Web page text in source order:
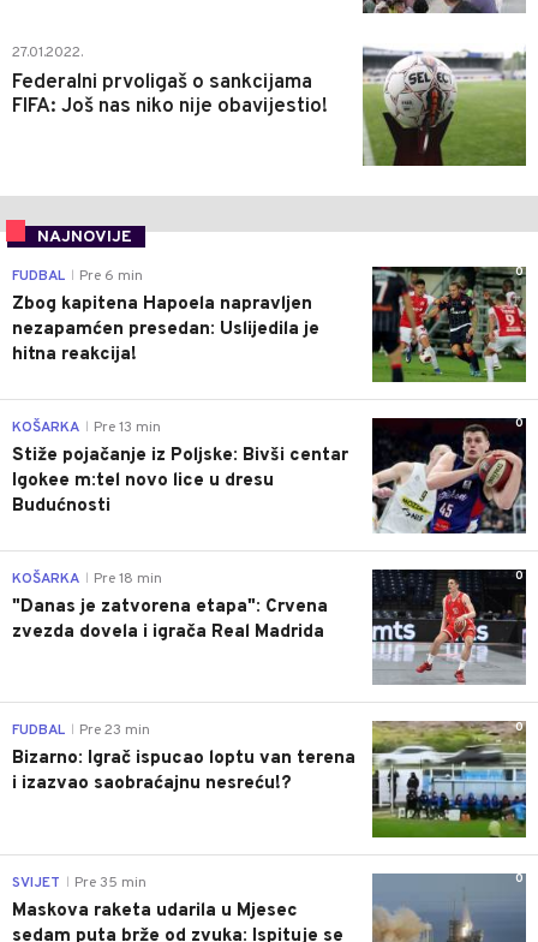
27.01.2022.
Federalni prvoligaš o sankcijama
FIFA: Još nas niko nije obavijestio!
0
NAJNOVIJE
0
FUDBAL Pre 6 min
Zbog kapitena Hapoela napravljen
nezapamćen presedan: Uslijedila je
hitna reakcija!
0
KOŠARKA Pre 13 min
Stiže pojačanje iz Poljske: Bivši centar
Igokee m:tel novo lice u dresu
Budućnosti
0
KOŠARKA Pre 18 min
"Danas je zatvorena etapa": Crvena
zvezda dovela i igrača Real Madrida
0
FUDBAL Pre 23 min
Bizarno: Igrač ispucao loptu van terena
i izazvao saobraćajnu nesreću!?
0
SVIJET Pre 35 min
Maskova raketa udarila u Mjesec
sedam puta brže od zvuka: Ispituje se